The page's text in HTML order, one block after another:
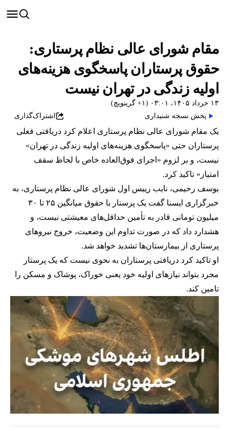
مقام شورای عالی نظام پرستاری:
حقوق پرستاران پاسخگوی هزینه‌های
اولیه زندگی در تهران نیست
۱۳ خرداد ۱۴۰۵، ۰۳:۰۱ (‎+۱ گرینویچ)
پخش نسخه شنیداری
اشتراک‌گذاری
یک مقام شورای عالی نظام پرستاری اعلام کرد دریافتی فعلی
پرستاران حتی «پاسخگوی هزینه‌های اولیه زندگی در تهران»
نیست، و بر لزوم «اجرای فوق‌العاده خاص با لحاظ سقف
امتیاز» تاکید کرد.
یوسف رحیمی، نایب‌ رییس اول شورای عالی نظام پرستاری، به
خبرگزاری ایسنا گفت یک پرستار با حقوق میانگین ۲۵ تا ۳۰
میلیون تومانی قادر به تأمین حداقل‌های معیشتی نیست، و
هشدارد داد که در صورت تداوم این وضعیت، خروج نیرو‌های
پرستاری از بیمارستان‌ها تشدید خواهد شد.
او تاکید کرد دریافتی پرستاران به نحوی نیست که یک پرستار
مجرد بتواند نیاز‌های اولیه خود یعنی خوراک، پوشاک و مسکن را
تامین کند.